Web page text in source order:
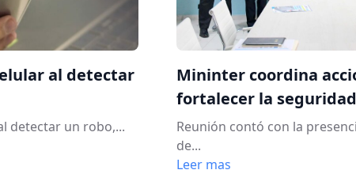
al detectar
detectar un robo,...
Mininter coordina
fortalecer la
Reunión contó con la
de...
Leer mas